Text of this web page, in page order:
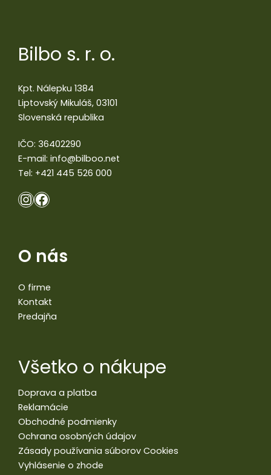
Bilbo s. r. o.
Kpt. Nálepku 1384
Liptovský Mikuláš, 03101
Slovenská republika
IČO: 36402290
E-mail: info@bilboo.net
Tel: +421 445 526 000
O nás
O firme
Kontakt
Predajňa
Všetko o nákupe
Doprava a platba
Reklamácie
Obchodné podmienky
Ochrana osobných údajov
Zásady používania súborov Cookies
Vyhlásenie o zhode